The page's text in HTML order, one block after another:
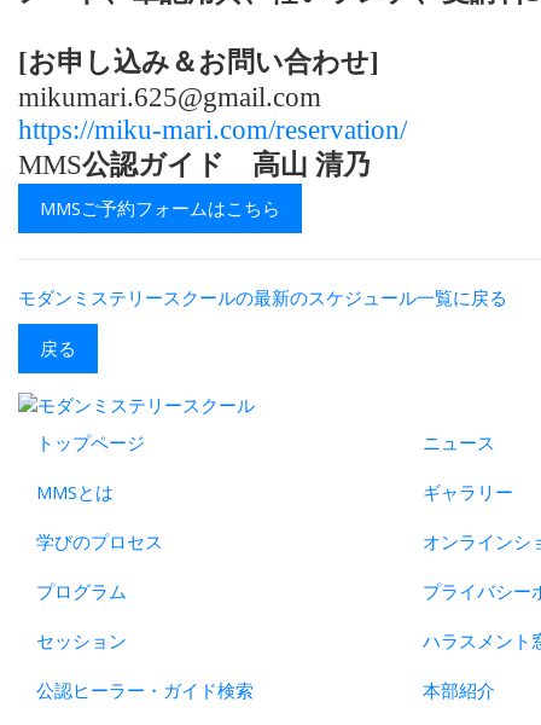
[お申し込み＆お問い合わせ]
mikumari.625@gmail.com
https://miku-mari.com/reservation/
MMS公認ガイド 高山 清乃
MMSご予約フォームはこちら
モダンミステリースクールの最新のスケジュール一覧に戻る
戻る
トップページ
MMSとは
学びのプロセス
プログラム
セッション
公認ヒーラー・ガイド検索
ニュース
ギャラリー
オンラインシ
プライバシー
ハラスメント
本部紹介